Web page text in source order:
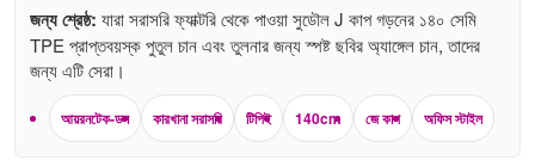
জন্য শ্রেষ্ঠ: যারা সরাসরি ফ্যাক্টরি থেকে পাওয়া সুডৌল J কাপ গড়নের ১৪০ সেমি
TPE প্রাপ্তবয়স্ক পুতুল চান এবং তুলনার জন্য স্পষ্ট ছবির অ্যাঙ্গেল চান, তাদের
জন্য এটি সেরা।
আয়রনটেক-ডল কারখানা সরাসরি টিপিই 140cm জে কাপ অফিস স্টাইল